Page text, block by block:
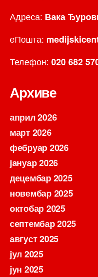
Адреса: Вака
еПошта:
Телефон: 020 682
Архиве
април 2026
март 2026
фебруар 2026
јануар 2026
децембар 2025
новембар 2025
октобар 2025
септембар 2025
август 2025
јул 2025
јун 2025